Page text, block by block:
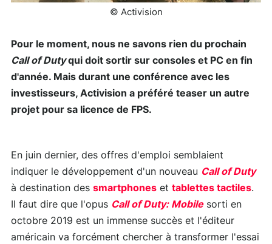
© Activision
Pour le moment, nous ne savons rien du prochain
Call of Dutyqui doit sortir sur consoles et PC en fin
d'année. Mais durant une conférence avec les
investisseurs, Activision a préféré teaser un autre
projet pour sa licence de FPS.
En juin dernier, des offres d'emploi semblaient
indiquer le développement d'un nouveau Call of Duty
à destination des smartphones et tablettes tactiles.
Il faut dire que l'opus Call of Duty: Mobilesorti en
octobre 2019 est un immense succès et l'éditeur
américain va forcément chercher à transformer l'essai